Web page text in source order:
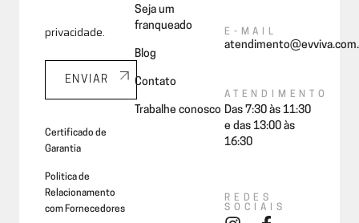
privacidade.
ENVIAR
Certificado de
Garantia
Politica de
Relacionamento
com Fornecedores
Seja um
franqueado
Blog
Contato
Trabalhe conosco
E-MAIL
ATENDIMENTO
Das 7:30 às 11:30
e das 13:00 às
16:30
REDES
SOCIAIS